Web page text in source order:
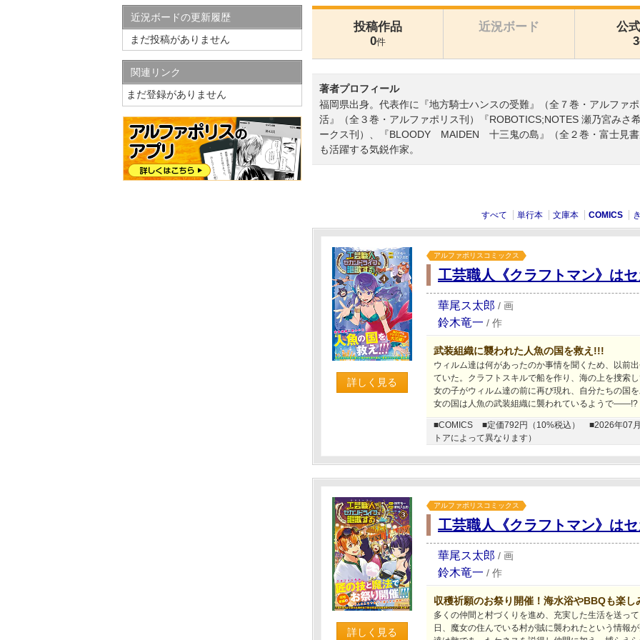
投稿作品
0件
近況ボード
公
3
著者プロフィール
福岡県出身。代表作に『地方騎士ハンスの受難』（全７巻・アルファ
活』（全３巻・アルファポリス刊）『ROBOTICS;NOTES 瀬乃宮みさ
ークス刊）、『BLOODY MAIDEN 十三鬼の島』（全２巻・富士見
も活躍する気鋭作家。
すべて 単行本 文庫本 COMICS
詳しく見る
アルファポリスコミックス
工芸職人《クラフトマン》は
華尾ス太郎 / 画
鈴木竜一 / 作
武装組織に襲われた人魚の国を救え!!!
ウィルム達は何があったのか事情を聞くため、以前
ていた。クラフトスキルで船を作り、海の上を捜索
女の子がウィルム達の前に再び現れ、自分たちの国
女の国は人魚の武装組織に襲われているようで――!?
■COMICS ■定価792円（10%税込）
■2026年07
トアによって異なります）
詳しく見る
アルファポリスコミックス
工芸職人《クラフトマン》は
華尾ス太郎 / 画
鈴木竜一 / 作
収穫祈願のお祭り開催！海水浴やBBQも楽し
多くの仲間と村づくりを進め、充実した生活を送っ
日、魔女の住んでいる村が賊に襲われたという情報
近況ボードの更新履歴
まだ投稿がありません
関連リンク
まだ登録がありません